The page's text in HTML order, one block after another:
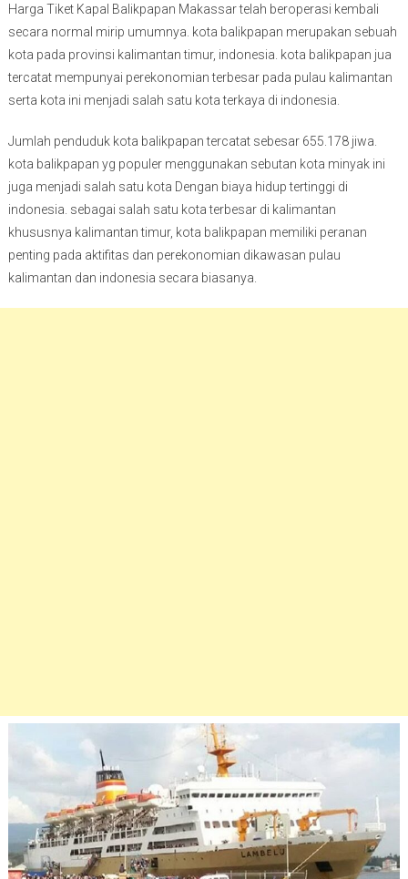
Harga Tiket Kapal Balikpapan Makassar telah beroperasi kembali
secara normal mirip umumnya. kota balikpapan merupakan sebuah
kota pada provinsi kalimantan timur, indonesia. kota balikpapan jua
tercatat mempunyai perekonomian terbesar pada pulau kalimantan
serta kota ini menjadi salah satu kota terkaya di indonesia.
Jumlah penduduk kota balikpapan tercatat sebesar 655.178 jiwa.
kota balikpapan yg populer menggunakan sebutan kota minyak ini
juga menjadi salah satu kota Dengan biaya hidup tertinggi di
indonesia. sebagai salah satu kota terbesar di kalimantan
khususnya kalimantan timur, kota balikpapan memiliki peranan
penting pada aktifitas dan perekonomian dikawasan pulau
kalimantan dan indonesia secara biasanya.